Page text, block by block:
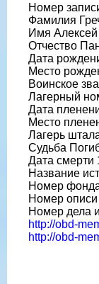
Номер
Фамилия
Имя Алексей
Отчество
Дата
Место
Воинское
Лагерный
Дата
Место
Лагерь
Судьба
Дата смерти
Название
Номер
Номер
Номер дела
http://obd-
http://obd-